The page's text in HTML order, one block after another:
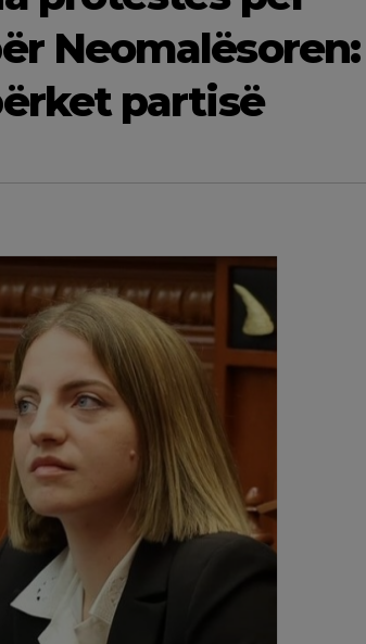
Neomalësoren:
partisë